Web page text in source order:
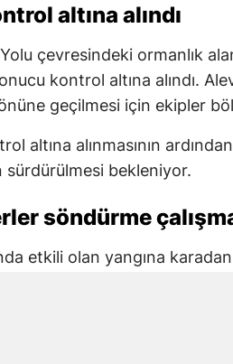
altına alındı
çevresindeki ormanlık
kontrol altına alındı.
önüne geçilmesi için ekipler
altına alınmasının
sürdürülmesi bekleniyor.
söndürme
etkili olan yangına